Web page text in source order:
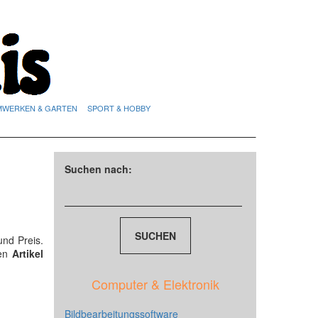
& GARTEN SPORT & HOBBY
Preis.
Artikel
Suchen nach:
Computer & Elektronik
Bildbearbeitungssoftware